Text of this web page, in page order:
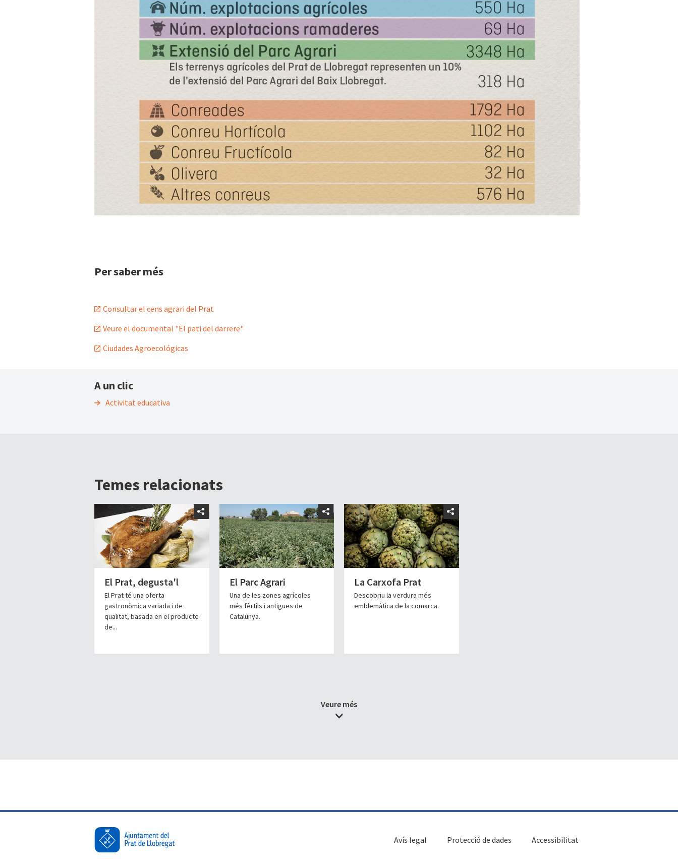
Per saber més
Consultar el cens agrari del Prat
Veure el documental "El pati del darrere"
Ciudades Agroecológicas
A un clic
Activitat educativa
Temes relacionats
El Prat, degusta'l
El Prat té una oferta
gastronòmica variada i de
qualitat, basada en el producte
de...
El Parc Agrari
Una de les zones agrícoles
més fèrtils i antigues de
Catalunya.
La Carxofa Prat
Descobriu la verdura més
emblemàtica de la comarca.
Veure més
Accessibilitat
Protecció de dades
Avís legal